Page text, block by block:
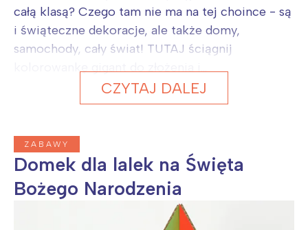
całą klasą? Czego tam nie ma na tej choince - są
i świąteczne dekoracje, ale także domy,
samochody, cały świat! TUTAJ ściągnij
CZYTAJ DALEJ
ZABAWY
Domek dla lalek na Święta
Bożego Narodzenia